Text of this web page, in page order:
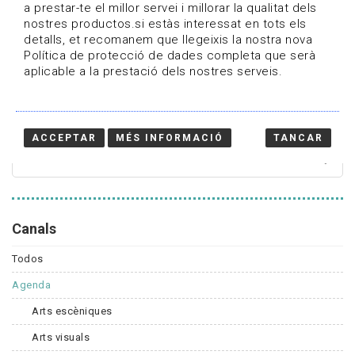
Convocatòries, activitats i notícies del sector de la
cultura.
Canals
Todos
Agenda
Arts escèniques
Arts visuals
a prestar-te el millor servei i millorar la qualitat dels
nostres productos.si estàs interessat en tots els
detalls, et recomanem que llegeixis la nostra nova
Política de protecció de dades completa que serà
aplicable a la prestació dels nostres serveis.
ACCEPTAR MÉS INFORMACIÓ TANCAR